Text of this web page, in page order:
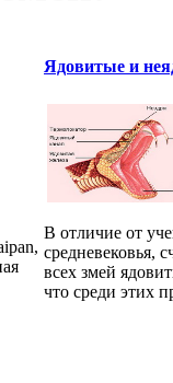
Ядовитые и
В отличие от
средневековья,
всех змей
что среди этих